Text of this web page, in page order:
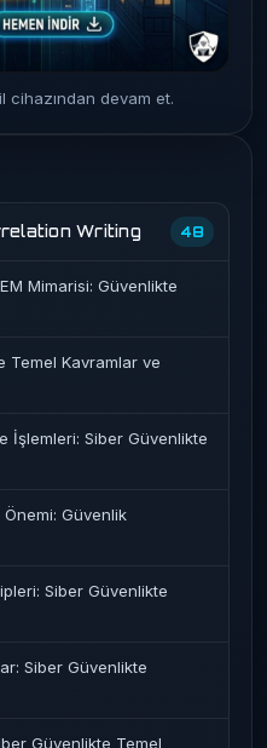
cihazından devam et.
Writing 48
Mimarisi: Güvenlikte
Temel Kavramlar ve
İşlemleri: Siber Güvenlikte
Önemi: Güvenlik
Siber Güvenlikte
Siber Güvenlikte
Güvenlikte Temel